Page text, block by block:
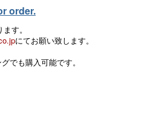
order.
す。
にてお願い致します。
でも購入可能です。